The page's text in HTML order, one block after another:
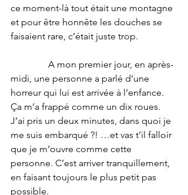
ce moment-là tout était une montagne
et pour être honnête les douches se
faisaient rare, c’était juste trop.
A mon premier jour, en après-
midi, une personne a parlé d’une
horreur qui lui est arrivée à l’enfance.
Ça m’a frappé comme un dix roues.
J’ai pris un deux minutes, dans quoi je
me suis embarqué ?! …et vas t’il falloir
que je m’ouvre comme cette
personne. C’est arriver tranquillement,
en faisant toujours le plus petit pas
possible.